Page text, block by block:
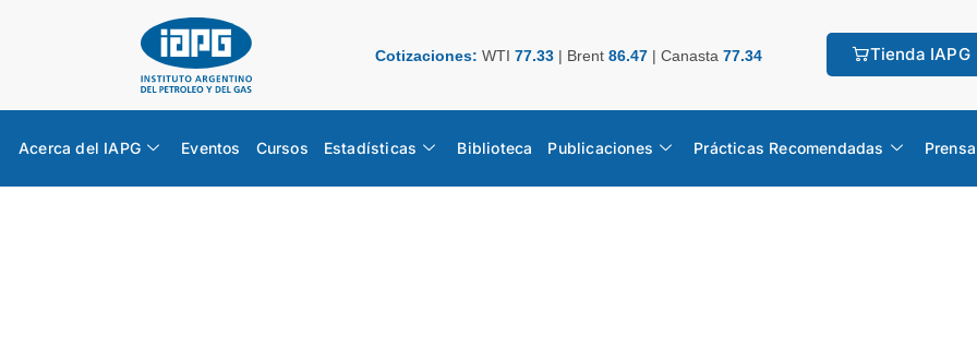
Cotizaciones: WTI 77.33 | Brent 86.47 | Canasta 77.34 Tienda IAPG
Acerca del IAPG Eventos Cursos Estadísticas Biblioteca Publicaciones Prácticas Recomendadas Prensa